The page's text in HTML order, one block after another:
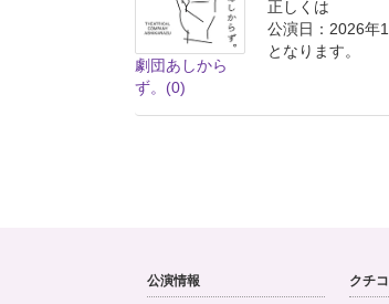
劇団あしから
ず。 (0)
正しくは
公演日：2026
となります。
公演情報 クチ